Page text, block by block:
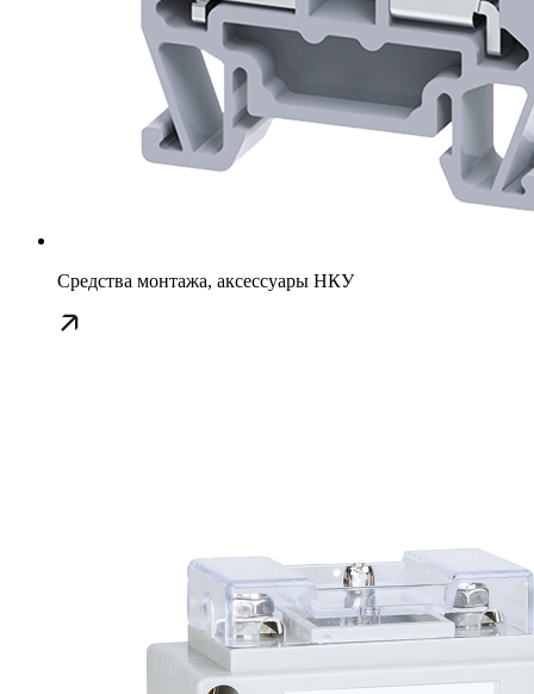
Средства монтажа, аксессуары НКУ